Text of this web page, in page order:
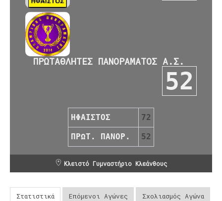
ΠΡΩΤΑΘΛΗΤΕΣ ΠΑΝΟΡΑΜΑΤΟΣ Α.Σ.
52
ΗΦΑΙΣΤΟΣ 72
ΠΡΩΤ. ΠΑΝΟΡ. 52
Κλειστό Γυμναστήριο Κλεάνθους
Στατιστικά Επόμενοι Αγώνες Σχολιασμός Αγώνα